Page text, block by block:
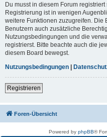
Du musst in diesem Forum
Registrierung ist in wenigen
weitere Funktionen zuzugreifen. Die
Benutzern auch zusätzliche
Nutzungsbedingungen und die
registrierst. Bitte beachte auch die
diesem Board bewegst.
Nutzungsbedingungen |
Registrieren
Foren-Übersicht
Powered by phpBB®